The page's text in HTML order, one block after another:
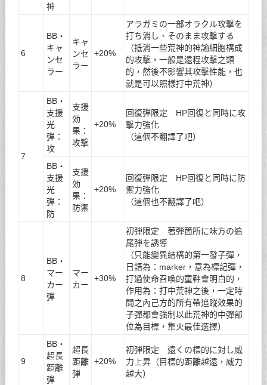
神
6
BB・
キャ
ンセ
ラー
キャ
ンセ
ラー
+20%
アラガミの一部オラクル攻撃を
打ち消し、そのまま攻撃する
（抵消一些荒神的神諭細胞構成
的攻擊，一般是遠程攻擊之類
的，然後不影響其攻擊性能，也
就是可以照樣打中荒神）
7
BB・
支援
光
弾：
攻
支援
効
果：
攻撃
+20%
回復弾限定 HP回復と同時に攻
撃力強化
（這個不翻譯了吧）
BB・
支援
光
弾：
防
支援
効
果：
防禦
+20%
回復弾限定 HP回復と同時に防
禦力強化
（這個也不翻譯了吧）
8
BB・
マー
カー
弾
マー
カー
+30%
初弾限定 著弾箇所に味方の追
尾弾を誘導
（只能變異結構的第一發子彈，
日語為：marker，意為標記彈，
打過使命召喚的童鞋會明白的，
作用為：打中荒神之後，一定時
間之內己方的所有帶追蹤效果的
子彈都會強制以此荒神的中彈部
位為目標，集火最佳選擇）
9
BB・
超長
距離
弾
超長
距離
弾
+20%
初弾限定 遠くの標的に対し威
力上昇（目標的距離越遠，威力
越大）